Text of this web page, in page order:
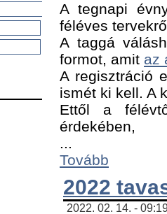
A tegnapi
féléves
A taggá
formot, amit az
A regisztráció
ismét ki kell. A
Ettől a
érdekében,
...
Tovább
2022
2022. 02. 14. -